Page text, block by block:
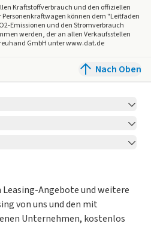
Kraftstoffverbrauch und den offiziellen
Personenkraftwagen können dem "Leitfaden
Emissionen und den Stromverbrauch
werden, der an allen Verkaufsstellen
GmbH unter www.dat.de
Nach Oben
Leasing-Angebote und weitere
von uns und den mit
Unternehmen, kostenlos